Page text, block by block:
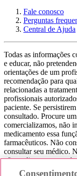
Fale conosco
Perguntas
Central de Ajuda
Todas as informações
e educar, não
orientações de um
recomendação para
relacionadas a
profissionais
paciente. Se
consultado. Procure
comercializamos, não
medicamento essa
farmacêuticos. Não
consultar seu médico.
não realizamos a
que você encontre o